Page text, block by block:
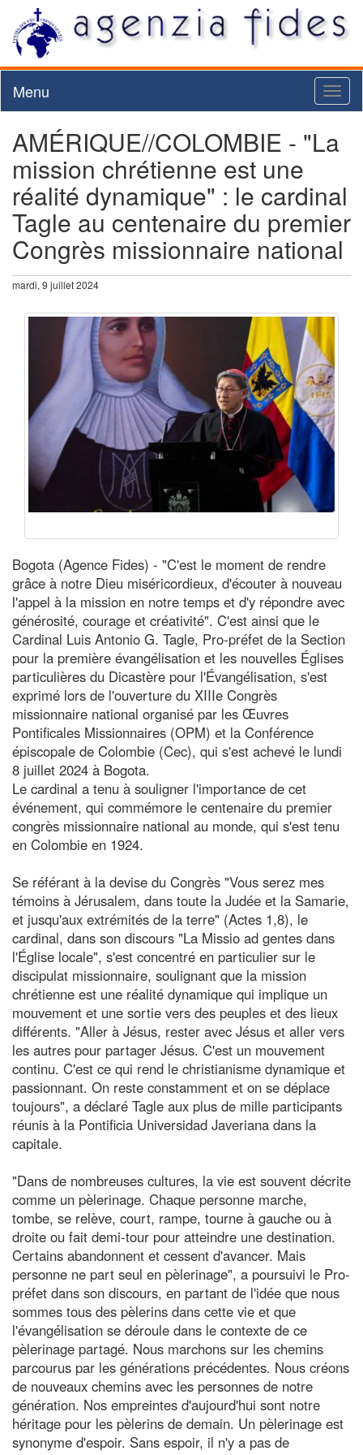
Menu
AMÉRIQUE//COLOMBIE - "La
mission chrétienne est une
réalité dynamique" : le cardinal
Tagle au centenaire du premier
Congrès missionnaire national
mardi, 9 juillet 2024
Bogota (Agence Fides) - "C'est le moment de rendre
grâce à notre Dieu miséricordieux, d'écouter à nouveau
l'appel à la mission en notre temps et d'y répondre avec
générosité, courage et créativité". C'est ainsi que le
Cardinal Luis Antonio G. Tagle, Pro-préfet de la Section
pour la première évangélisation et les nouvelles Églises
particulières du Dicastère pour l'Évangélisation, s'est
exprimé lors de l'ouverture du XIIIe Congrès
missionnaire national organisé par les Œuvres
Pontificales Missionnaires (OPM) et la Conférence
épiscopale de Colombie (Cec), qui s'est achevé le lundi
8 juillet 2024 à Bogota.
Le cardinal a tenu à souligner l'importance de cet
événement, qui commémore le centenaire du premier
congrès missionnaire national au monde, qui s'est tenu
en Colombie en 1924.
Se référant à la devise du Congrès "Vous serez mes
témoins à Jérusalem, dans toute la Judée et la Samarie,
et jusqu'aux extrémités de la terre" (Actes 1,8), le
cardinal, dans son discours "La Missio ad gentes dans
l'Église locale", s'est concentré en particulier sur le
discipulat missionnaire, soulignant que la mission
chrétienne est une réalité dynamique qui implique un
mouvement et une sortie vers des peuples et des lieux
différents. "Aller à Jésus, rester avec Jésus et aller vers
les autres pour partager Jésus. C'est un mouvement
continu. C'est ce qui rend le christianisme dynamique et
passionnant. On reste constamment et on se déplace
toujours", a déclaré Tagle aux plus de mille participants
réunis à la Pontificia Universidad Javeriana dans la
capitale.
"Dans de nombreuses cultures, la vie est souvent décrite
comme un pèlerinage. Chaque personne marche,
tombe, se relève, court, rampe, tourne à gauche ou à
droite ou fait demi-tour pour atteindre une destination.
Certains abandonnent et cessent d'avancer. Mais
personne ne part seul en pèlerinage", a poursuivi le Pro-
préfet dans son discours, en partant de l'idée que nous
sommes tous des pèlerins dans cette vie et que
l'évangélisation se déroule dans le contexte de ce
pèlerinage partagé. Nous marchons sur les chemins
parcourus par les générations précédentes. Nous créons
de nouveaux chemins avec les personnes de notre
génération. Nos empreintes d'aujourd'hui sont notre
héritage pour les pèlerins de demain. Un pèlerinage est
synonyme d'espoir. Sans espoir, il n'y a pas de